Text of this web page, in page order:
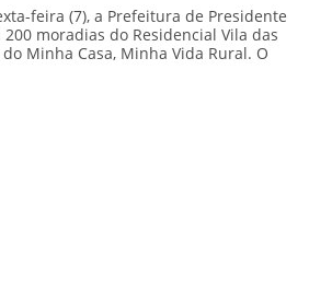
feira (7), a Prefeitura de Presidente
moradias do Residencial Vila das
Minha Casa, Minha Vida Rural. O